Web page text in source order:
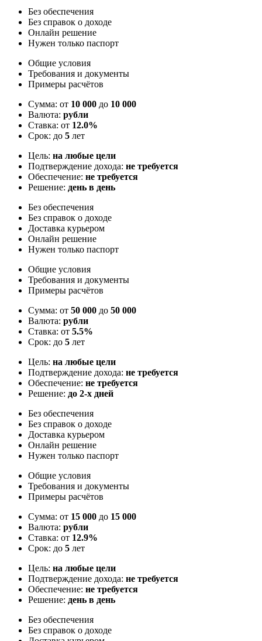
Без обеспечения
Без справок о доходе
Онлайн решение
Нужен только паспорт
Общие условия
Требования и документы
Примеры расчётов
Сумма: от 10 000 до 10 000
Валюта: рубли
Ставка: от 12.0%
Срок: до 5 лет
Цель: на любые цели
Подтверждение дохода: не требуется
Обеспечение: не требуется
Решение: день в день
Без обеспечения
Без справок о доходе
Доставка курьером
Онлайн решение
Нужен только паспорт
Общие условия
Требования и документы
Примеры расчётов
Сумма: от 50 000 до 50 000
Валюта: рубли
Ставка: от 5.5%
Срок: до 5 лет
Цель: на любые цели
Подтверждение дохода: не требуется
Обеспечение: не требуется
Решение: до 2-х дней
Без обеспечения
Без справок о доходе
Доставка курьером
Онлайн решение
Нужен только паспорт
Общие условия
Требования и документы
Примеры расчётов
Сумма: от 15 000 до 15 000
Валюта: рубли
Ставка: от 12.9%
Срок: до 5 лет
Цель: на любые цели
Подтверждение дохода: не требуется
Обеспечение: не требуется
Решение: день в день
Без обеспечения
Без справок о доходе